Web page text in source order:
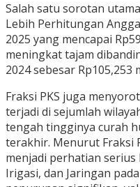
Salah satu sorotan
Lebih Perhitungan
2025 yang mencapai
meningkat tajam
2024 sebesar Rp105,253
Fraksi PKS juga
terjadi di sejumlah
tengah tingginya curah
terakhir. Menurut Fraksi
menjadi perhatian serius
Irigasi, dan Jaringan